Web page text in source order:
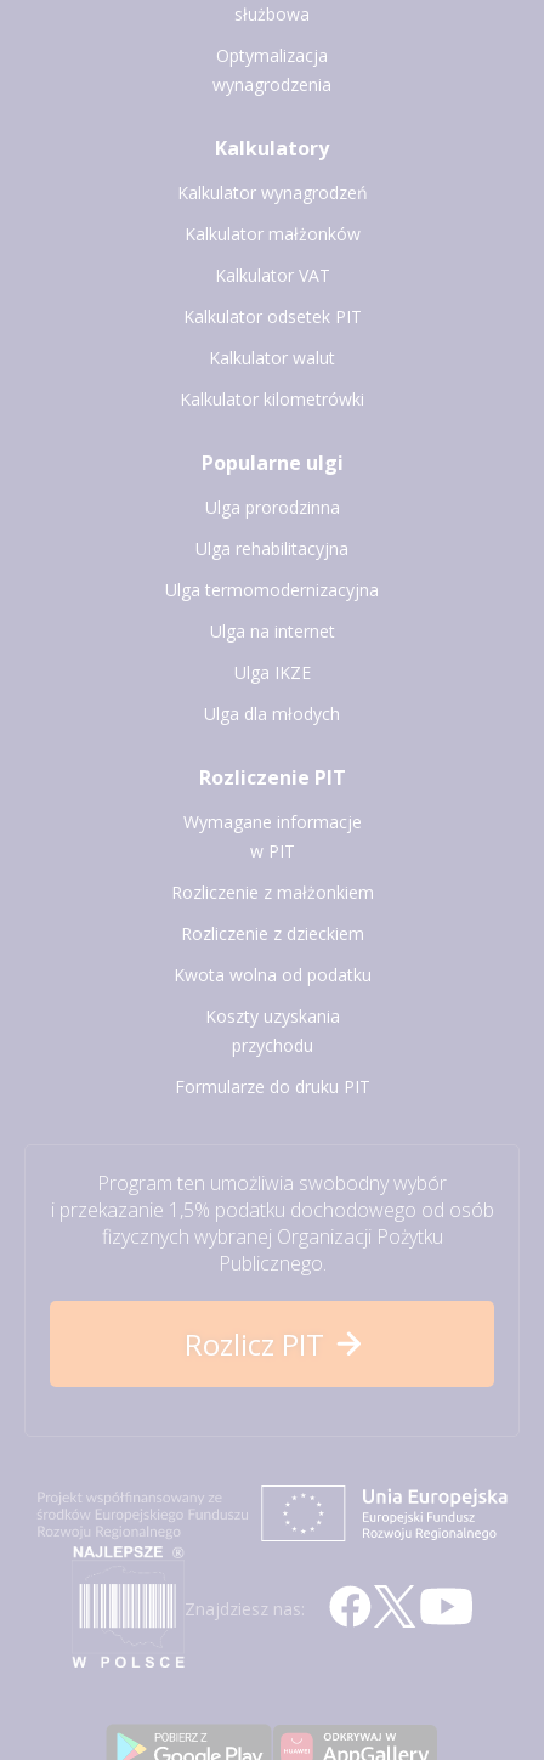
służbowa
Optymalizacja
wynagrodzenia
Kalkulatory
Kalkulator wynagrodzeń
Kalkulator małżonków
Kalkulator VAT
Kalkulator odsetek PIT
Kalkulator walut
Kalkulator kilometrówki
Popularne ulgi
Ulga prorodzinna
Ulga rehabilitacyjna
Ulga termomodernizacyjna
Ulga na internet
Ulga IKZE
Ulga dla młodych
Rozliczenie PIT
Wymagane informacje
w PIT
Rozliczenie z małżonkiem
Rozliczenie z dzieckiem
Kwota wolna od podatku
Koszty uzyskania
przychodu
Formularze do druku PIT
Program ten umożliwia swobodny wybór
i przekazanie 1,5% podatku dochodowego od osób
fizycznych wybranej Organizacji Pożytku
Publicznego.
Rozlicz PIT
Znajdziesz nas: